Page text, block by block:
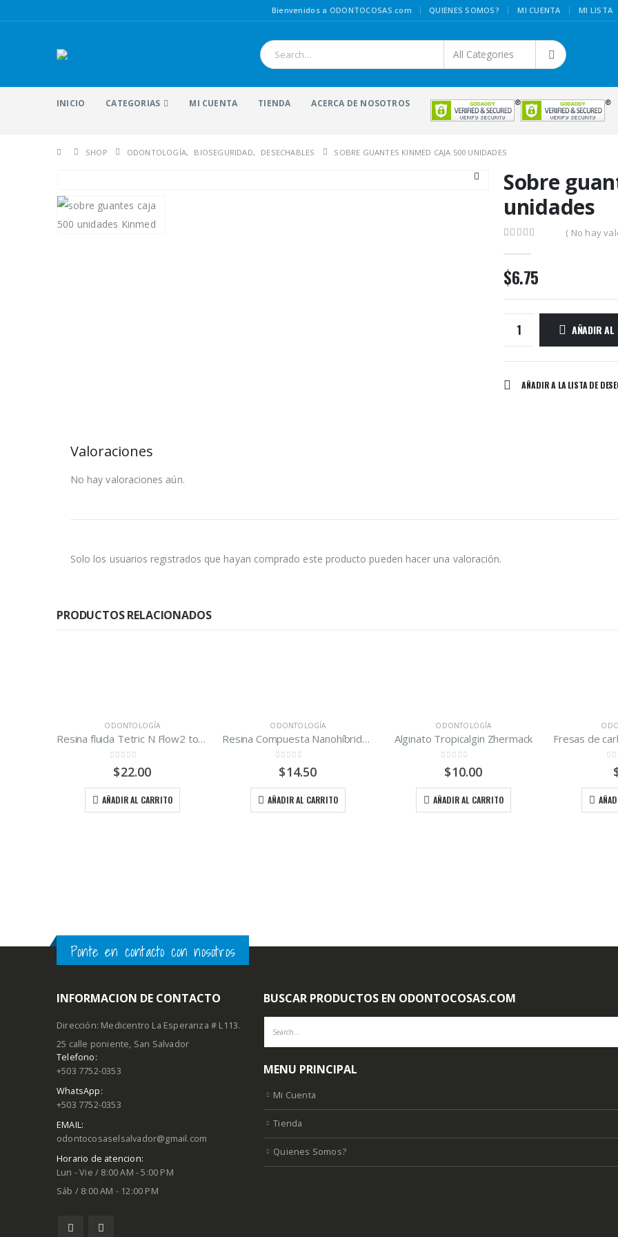
Bienvenidos a ODONTOCOSAS.com | QUIENES SOMOS? MI CUENTA MI LISTA
INICIO CATEGORIAS MI CUENTA TIENDA ACERCA DE NOSOTROS
SHOP ODONTOLOGÍA, BIOSEGURIDAD, DESECHABLES SOBRE GUANTES KINMED CAJA 500 UNIDADES
Sobre
unidades
( No hay
$6.75
AÑADIR AL
AÑADIR A LA LISTA DE
Valoraciones
No hay valoraciones aún.
Solo los usuarios registrados que hayan comprado este producto pueden hacer una valoración.
PRODUCTOS RELACIONADOS
ODONTOLOGÍA
Resina fluida Tetric N Flow2 tono A1, A2, A3, Ivoclar 2 gr.
out of 5
$22.00
AÑADIR AL CARRITO
ODONTOLOGÍA
Resina Compuesta Nanohíbrida fotopolimerizable EA3 Maquira
out of 5
$14.50
AÑADIR AL CARRITO
ODONTOLOGÍA
Alginato Tropicalgin Zhermack
out of 5
$10.00
AÑADIR AL CARRITO
Ponte en contacto con nosotros
INFORMACION DE CONTACTO
Dirección: Medicentro La Esperanza # L113.
25 calle poniente, San Salvador
Telefono:
+503 7752-0353
WhatsApp:
+503 7752-0353
EMAIL:
odontocosaselsalvador@gmail.com
Horario de atencion:
Lun - Vie / 8:00 AM - 5:00 PM
Sáb / 8:00 AM - 12:00 PM
BUSCAR PRODUCTOS EN ODONTOCOSAS.COM
MENU PRINCIPAL
Mi Cuenta
Tienda
Quienes Somos?